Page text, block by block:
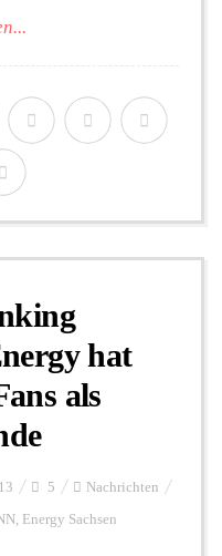
hat
als
5 Nachrichten
, Energy Sachsen